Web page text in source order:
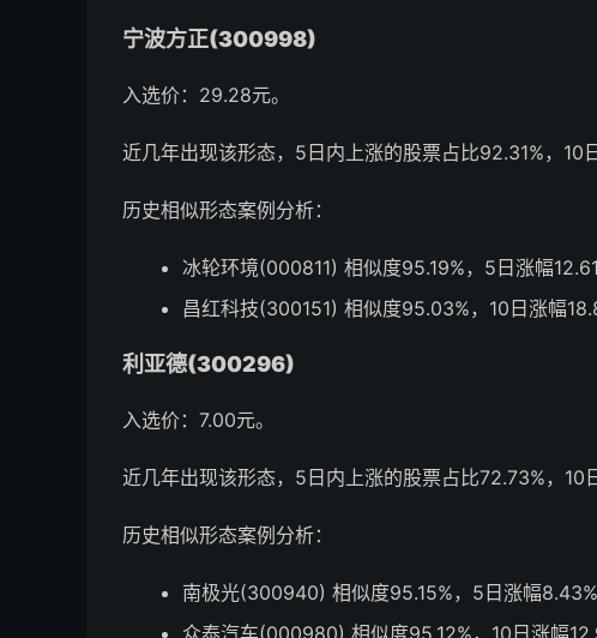
宁波方正(300998)
入选价：29.28元。
近几年出现该形态，5日内上涨的股票占比92.31%，10
历史相似形态案例分析：
冰轮环境(000811) 相似度95.19%，5日涨幅
昌红科技(300151) 相似度95.03%，10日涨幅
利亚德(300296)
入选价：7.00元。
近几年出现该形态，5日内上涨的股票占比72.73%，10
历史相似形态案例分析：
南极光(300940) 相似度95.15%，5日涨幅
众泰汽车(000980) 相似度95.12%，10日涨幅